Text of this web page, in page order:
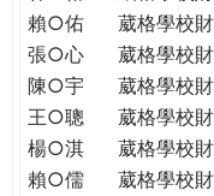
賴○佑
葳格學校
張○心
葳格學校
陳○宇
葳格學校
王○聰
葳格學校
楊○淇
葳格學校
賴○儒
葳格學校